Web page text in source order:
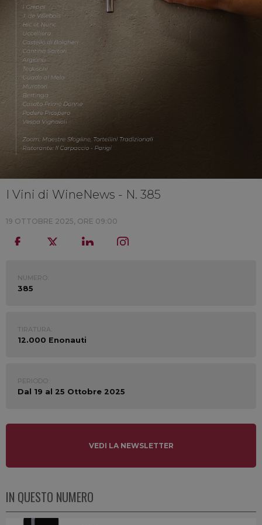
I Vini di WineNews - N. 385
19 OTTOBRE 2025, ORE 09:00
NUMERO:
385
TIRATURA:
12.000 Enonauti
PERIODO:
Dal 19 al 25 Ottobre 2025
VEDI LA NEWSLETTER
IN QUESTO NUMERO